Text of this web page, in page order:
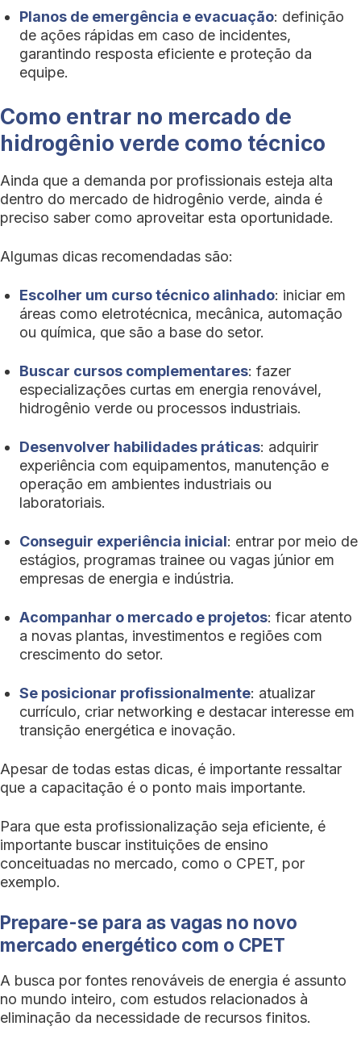
Planos de emergência e evacuação: definição
de ações rápidas em caso de incidentes,
garantindo resposta eficiente e proteção da
equipe.
Como entrar no mercado de
hidrogênio verde como técnico
Ainda que a demanda por profissionais esteja alta
dentro do mercado de hidrogênio verde, ainda é
preciso saber como aproveitar esta oportunidade.
Algumas dicas recomendadas são:
Escolher um curso técnico alinhado: iniciar em
áreas como eletrotécnica, mecânica, automação
ou química, que são a base do setor.
Buscar cursos complementares: fazer
especializações curtas em energia renovável,
hidrogênio verde ou processos industriais.
Desenvolver habilidades práticas: adquirir
experiência com equipamentos, manutenção e
operação em ambientes industriais ou
laboratoriais.
Conseguir experiência inicial: entrar por meio de
estágios, programas trainee ou vagas júnior em
empresas de energia e indústria.
Acompanhar o mercado e projetos: ficar atento
a novas plantas, investimentos e regiões com
crescimento do setor.
Se posicionar profissionalmente: atualizar
currículo, criar networking e destacar interesse em
transição energética e inovação.
Apesar de todas estas dicas, é importante ressaltar
que a capacitação é o ponto mais importante.
Para que esta profissionalização seja eficiente, é
importante buscar instituições de ensino
conceituadas no mercado, como o CPET, por
exemplo.
Prepare-se para as vagas no novo
mercado energético com o CPET
A busca por fontes renováveis de energia é assunto
no mundo inteiro, com estudos relacionados à
eliminação da necessidade de recursos finitos.